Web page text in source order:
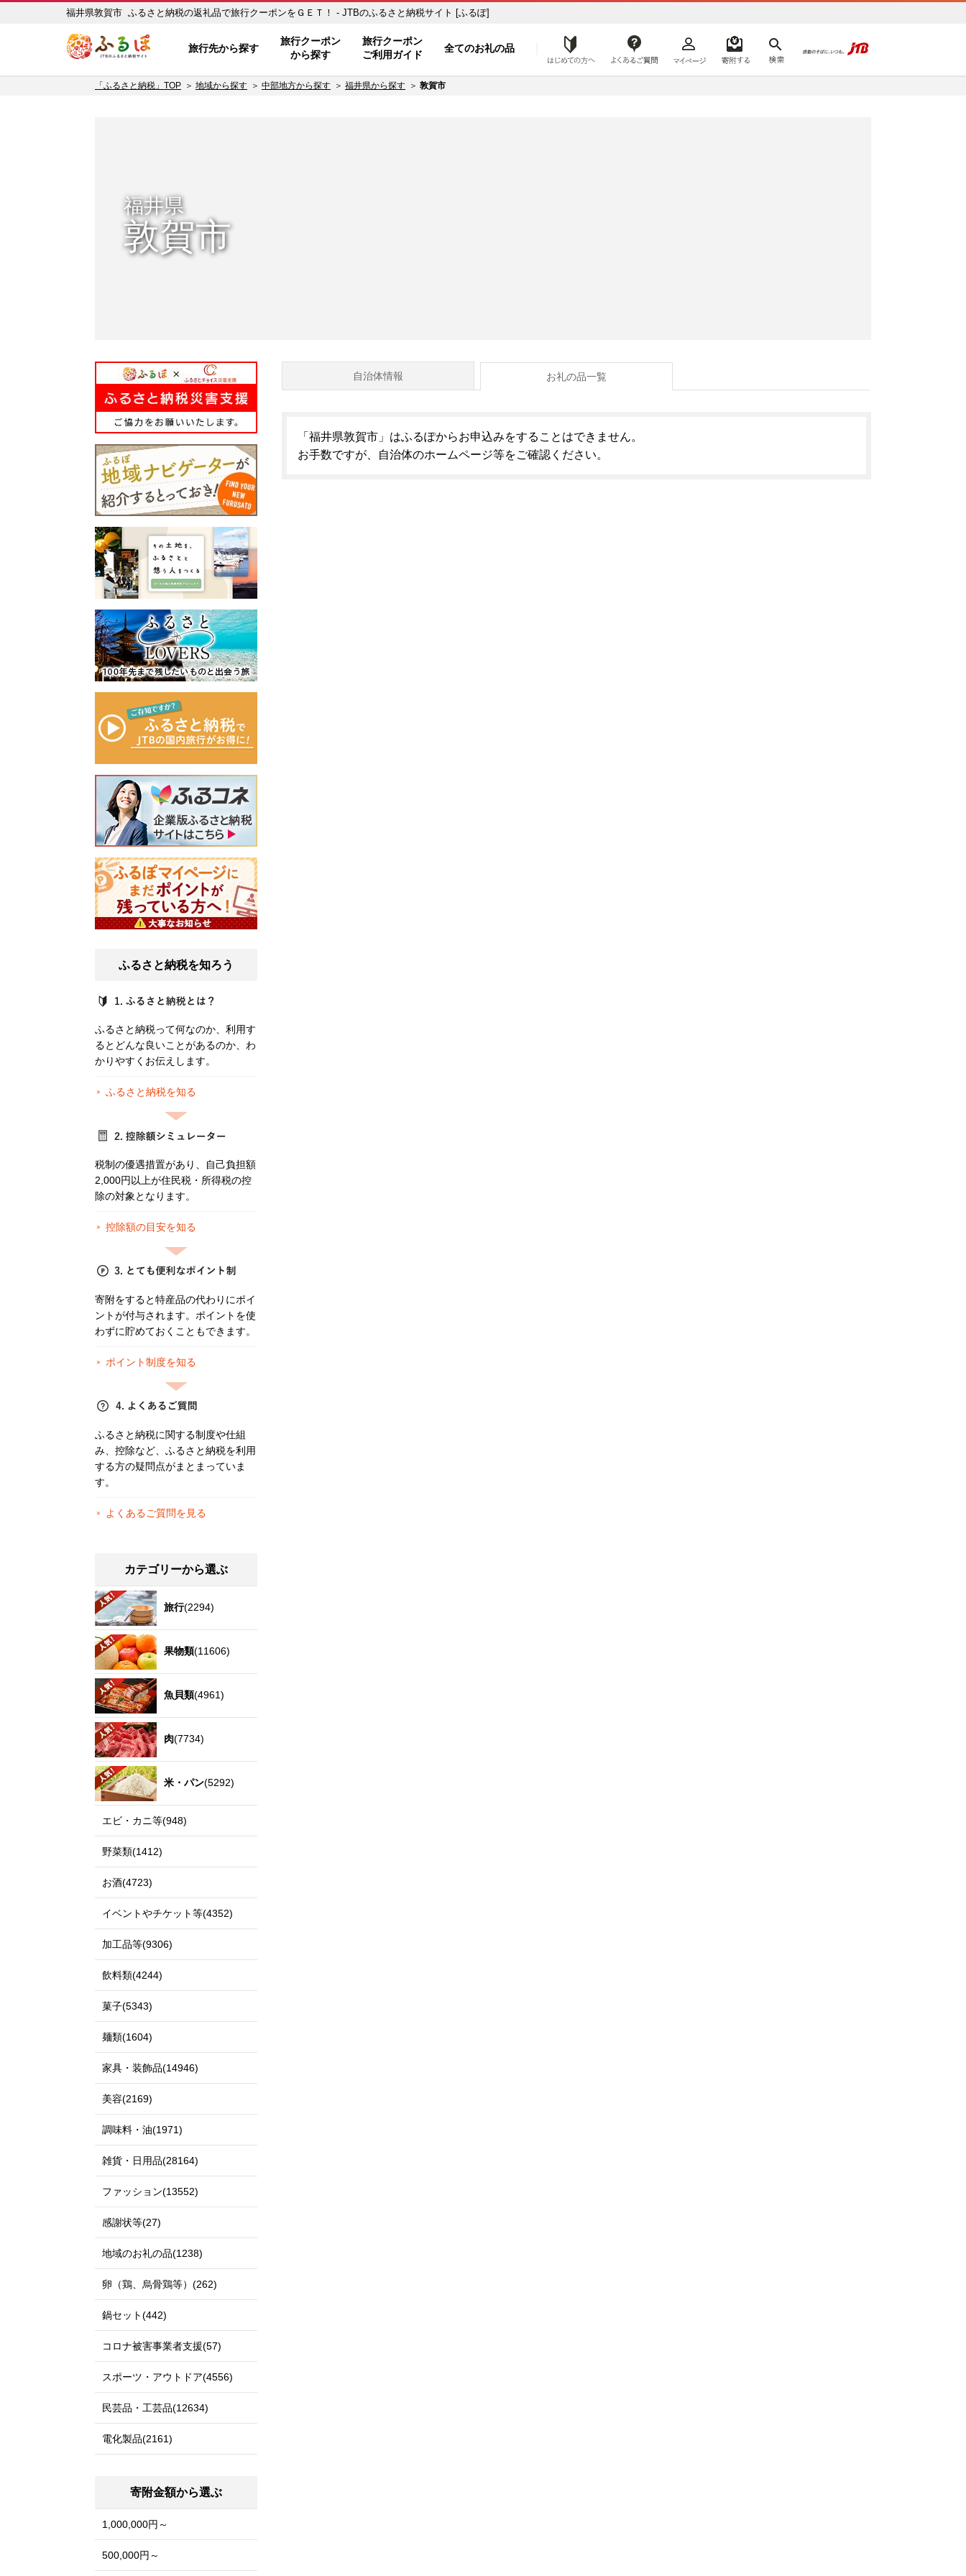
福井県敦賀市 ふるさと納税の返礼品で旅行クーポンをＧＥＴ！ - JTBのふるさと納税サイト [ふるぽ]
旅行先から探す
旅行クーポン
から探す
旅行クーポン
ご利用ガイド
全てのお礼の品 はじめての方へ
「ふるさと納税」TOP 地域から探す 中部地方から探す 福井県から探す 敦賀市
福井県
敦賀市
自治体情報 お礼の品一覧
「福井県敦賀市」はふるぽからお申込みをすることはできません。
お手数ですが、自治体のホームページ等をご確認ください。
ふるさと納税を知ろう
ふるさと納税って何なのか、利用す
るとどんな良いことがあるのか、わ
かりやすくお伝えします。
ふるさと納税を知る
税制の優遇措置があり、自己負担額
2,000円以上が住民税・所得税の控
除の対象となります。
控除額の目安を知る
寄附をすると特産品の代わりにポイ
ントが付与されます。ポイントを使
わずに貯めておくこともできます。
ポイント制度を知る
ふるさと納税に関する制度や仕組
み、控除など、ふるさと納税を利用
する方の疑問点がまとまっていま
す。
よくあるご質問を見る
カテゴリーから選ぶ
旅行(2294)
果物類(11606)
魚貝類(4961)
肉(7734)
米・パン(5292)
エビ・カニ等(948)
野菜類(1412)
お酒(4723)
イベントやチケット等(4352)
加工品等(9306)
飲料類(4244)
菓子(5343)
麺類(1604)
家具・装飾品(14946)
美容(2169)
調味料・油(1971)
雑貨・日用品(28164)
ファッション(13552)
感謝状等(27)
地域のお礼の品(1238)
卵（鶏、烏骨鶏等）(262)
鍋セット(442)
コロナ被害事業者支援(57)
スポーツ・アウトドア(4556)
民芸品・工芸品(12634)
電化製品(2161)
寄附金額から選ぶ
1,000,000円～
500,000円～